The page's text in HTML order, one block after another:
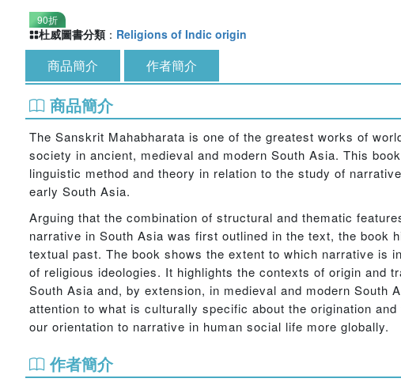
90折
杜威圖書分類 ： Religions of Indic origin
商品簡介 作者簡介
商品簡介
The Sanskrit Mahabharata is one of the greatest works of
society in ancient, medieval and modern South Asia. This
linguistic method and theory in relation to the study of
early South Asia.
Arguing that the combination of structural and thematic
narrative in South Asia was first outlined in the text, the book
textual past. The book shows the extent to which narrative is
of religious ideologies. It highlights the contexts of origin and
South Asia and, by extension, in medieval and modern South
attention to what is culturally specific about the origination
our orientation to narrative in human social life more globally.
作者簡介